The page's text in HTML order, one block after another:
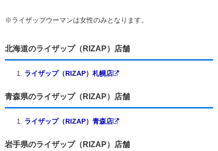
※ライザップウーマンは女性のみとなります。
北海道のライザップ（RIZAP）店舗
ライザップ（RIZAP）札幌店
青森県のライザップ（RIZAP）店舗
ライザップ（RIZAP）青森店
岩手県のライザップ（RIZAP）店舗